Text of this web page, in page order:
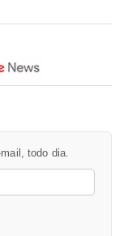
todo dia.